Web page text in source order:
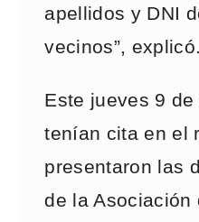
apellidos y DNI
vecinos”, explicó.
Este jueves 9
tenían cita en el
presentaron las
de la Asociación